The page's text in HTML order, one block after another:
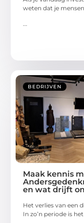
weten dat je
BEDRIJVEN
Maak kennis
en wat drijft
Het verlies van een
In zo’n periode is